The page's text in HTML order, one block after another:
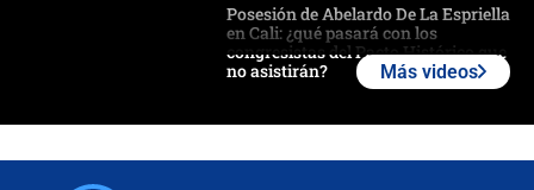
Posesión de Abelardo De La Espriella
en Cali: ¿qué pasará con los
congresistas del Pacto Histórico que
no asistirán?
Más videos